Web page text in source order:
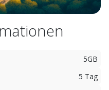
5GB
5 Tag